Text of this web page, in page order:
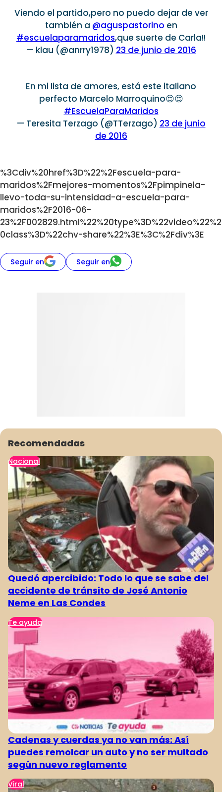
Viendo el partido,pero no puedo dejar de ver
también a @aguspastorino en
#escuelaparamaridos,que suerte de Carla!!
— klau (@anrry1978) 23 de junio de 2016
En mi lista de amores, está este italiano
perfecto Marcelo Marroquino😍😍
#EscuelaParaMaridos
— Teresita Terzago (@TTerzago) 23 de junio
de 2016
%3Cdiv%20href%3D%22%2Fescuela-para-
maridos%2Fmejores-momentos%2Fpimpinela-
llevo-toda-su-intensidad-a-escuela-para-
maridos%2F2016-06-
23%2F002829.html%22%20type%3D%22video%22%2
0class%3D%22chv-share%22%3E%3C%2Fdiv%3E
Seguir en Seguir en
Recomendadas
Nacional
Quedó apercibido: Todo lo que se sabe del
accidente de tránsito de José Antonio
Neme en Las Condes
Te ayuda
Cadenas y cuerdas ya no van más: Así
puedes remolcar un auto y no ser multado
según nuevo reglamento
Viral